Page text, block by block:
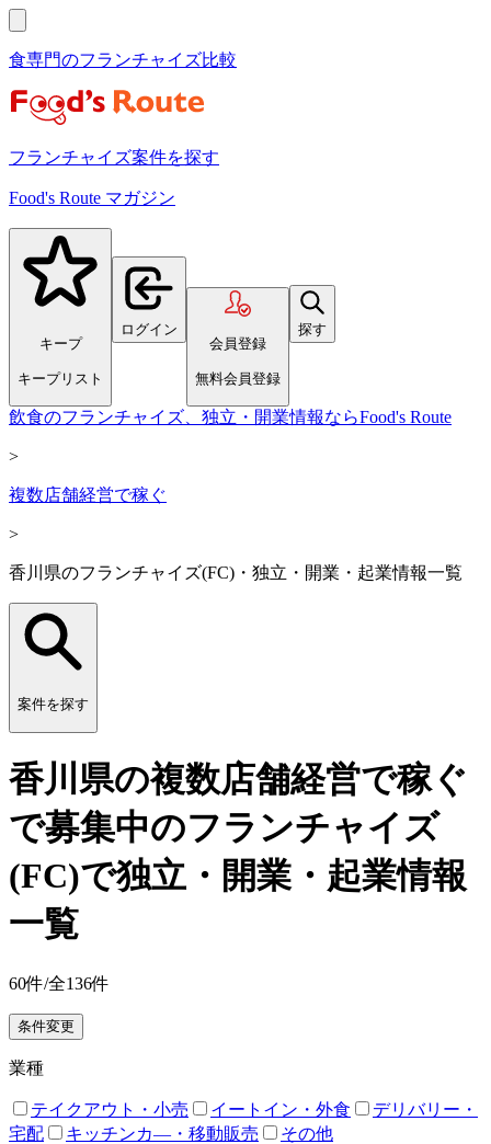
食専門のフランチャイズ比較
フランチャイズ案件を探す
Food's Route マガジン
キープ
キープリスト
ログイン
会員登録
無料会員登録
探す
飲食のフランチャイズ、独立・開業情報ならFood's Route
>
複数店舗経営で稼ぐ
>
香川県のフランチャイズ(FC)・独立・開業・起業情報一覧
案件を探す
香川県の複数店舗経営で稼ぐ
で募集中のフランチャイズ
(FC)で独立・開業・起業情報
一覧
60件/全136件
条件変更
業種
テイクアウト・小売 イートイン・外食
デリバリー・
宅配
キッチンカ―・移動販売 その他